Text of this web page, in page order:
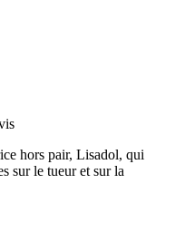
hors pair, Lisadol, qui
sur le tueur et sur la